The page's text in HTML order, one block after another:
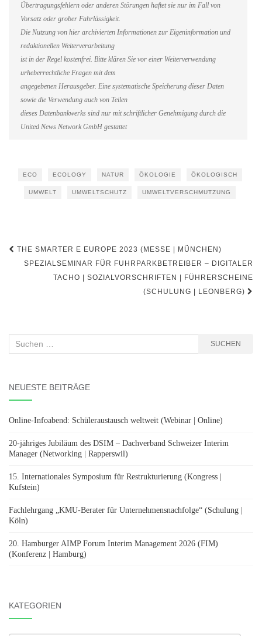
Übertragungsfehlern oder anderen Störungen haftet sie nur im Fall von
Vorsatz oder grober Fahrlässigkeit.
Die Nutzung von hier archivierten Informationen zur Eigeninformation und
redaktionellen Weiterverarbeitung
ist in der Regel kostenfrei. Bitte klären Sie vor einer Weiterverwendung
urheberrechtliche Fragen mit dem
angegebenen Herausgeber. Eine systematische Speicherung dieser Daten
sowie die Verwendung auch von Teilen
dieses Datenbankwerks sind nur mit schriftlicher Genehmigung durch die
United News Network GmbH gestattet
ECO ECOLOGY NATUR ÖKOLOGIE ÖKOLOGISCH
UMWELT UMWELTSCHUTZ UMWELTVERSCHMUTZUNG
Beitragsnavigation
THE SMARTER E EUROPE 2023 (MESSE | MÜNCHEN)
SPEZIALSEMINAR FÜR FUHRPARKBETREIBER – DIGITALER
TACHO | SOZIALVORSCHRIFTEN | FÜHRERSCHEINE
(SCHULUNG | LEONBERG)
Suchen
SUCHEN
NEUESTE BEITRÄGE
Online-Infoabend: Schüleraustausch weltweit (Webinar | Online)
20-jähriges Jubiläum des DSIM – Dachverband Schweizer Interim
Manager (Networking | Rapperswil)
15. Internationales Symposium für Restrukturierung (Kongress |
Kufstein)
Fachlehrgang „KMU-Berater für Unternehmensnachfolge“ (Schulung |
Köln)
20. Hamburger AIMP Forum Interim Management 2026 (FIM)
(Konferenz | Hamburg)
KATEGORIEN